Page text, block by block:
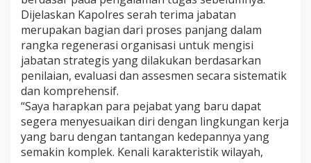
Dijelaskan Kapolres serah terima jabatan
merupakan bagian dari proses panjang dalam
rangka regenerasi organisasi untuk mengisi
jabatan strategis yang dilakukan berdasarkan
penilaian, evaluasi dan assesmen secara sistematik
dan komprehensif.
“Saya harapkan para pejabat yang baru dapat
segera menyesuaikan diri dengan lingkungan kerja
yang baru dengan tantangan kedepannya yang
semakin komplek. Kenali karakteristik wilayah,